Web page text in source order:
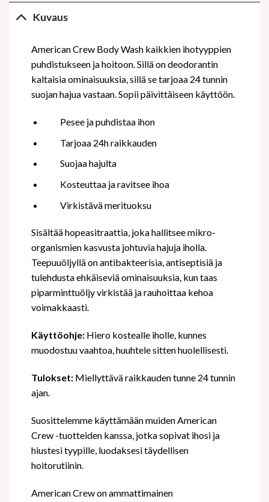
Kuvaus
American Crew Body Wash kaikkien ihotyyppien
puhdistukseen ja hoitoon. Sillä on deodorantin
kaltaisia ominaisuuksia, sillä se tarjoaa 24 tunnin
suojan hajua vastaan. Sopii päivittäiseen käyttöön.
Pesee ja puhdistaa ihon
Tarjoaa 24h raikkauden
Suojaa hajulta
Kosteuttaa ja ravitsee ihoa
Virkistävä merituoksu
Sisältää hopeasitraattia, joka hallitsee mikro-
organismien kasvusta johtuvia hajuja iholla.
Teepuuöljyllä on antibakteerisia, antiseptisiä ja
tulehdusta ehkäiseviä ominaisuuksia, kun taas
piparminttuöljy virkistää ja rauhoittaa kehoa
voimakkaasti.
Käyttöohje:Hiero kostealle iholle, kunnes
muodostuu vaahtoa, huuhtele sitten huolellisesti.
Tulokset:Miellyttävä raikkauden tunne 24 tunnin
ajan.
Suosittelemme käyttämään muiden American
Crew -tuotteiden kanssa, jotka sopivat ihosi ja
hiustesi tyypille, luodaksesi täydellisen
hoitorutiinin.
American Crew on ammattimainen